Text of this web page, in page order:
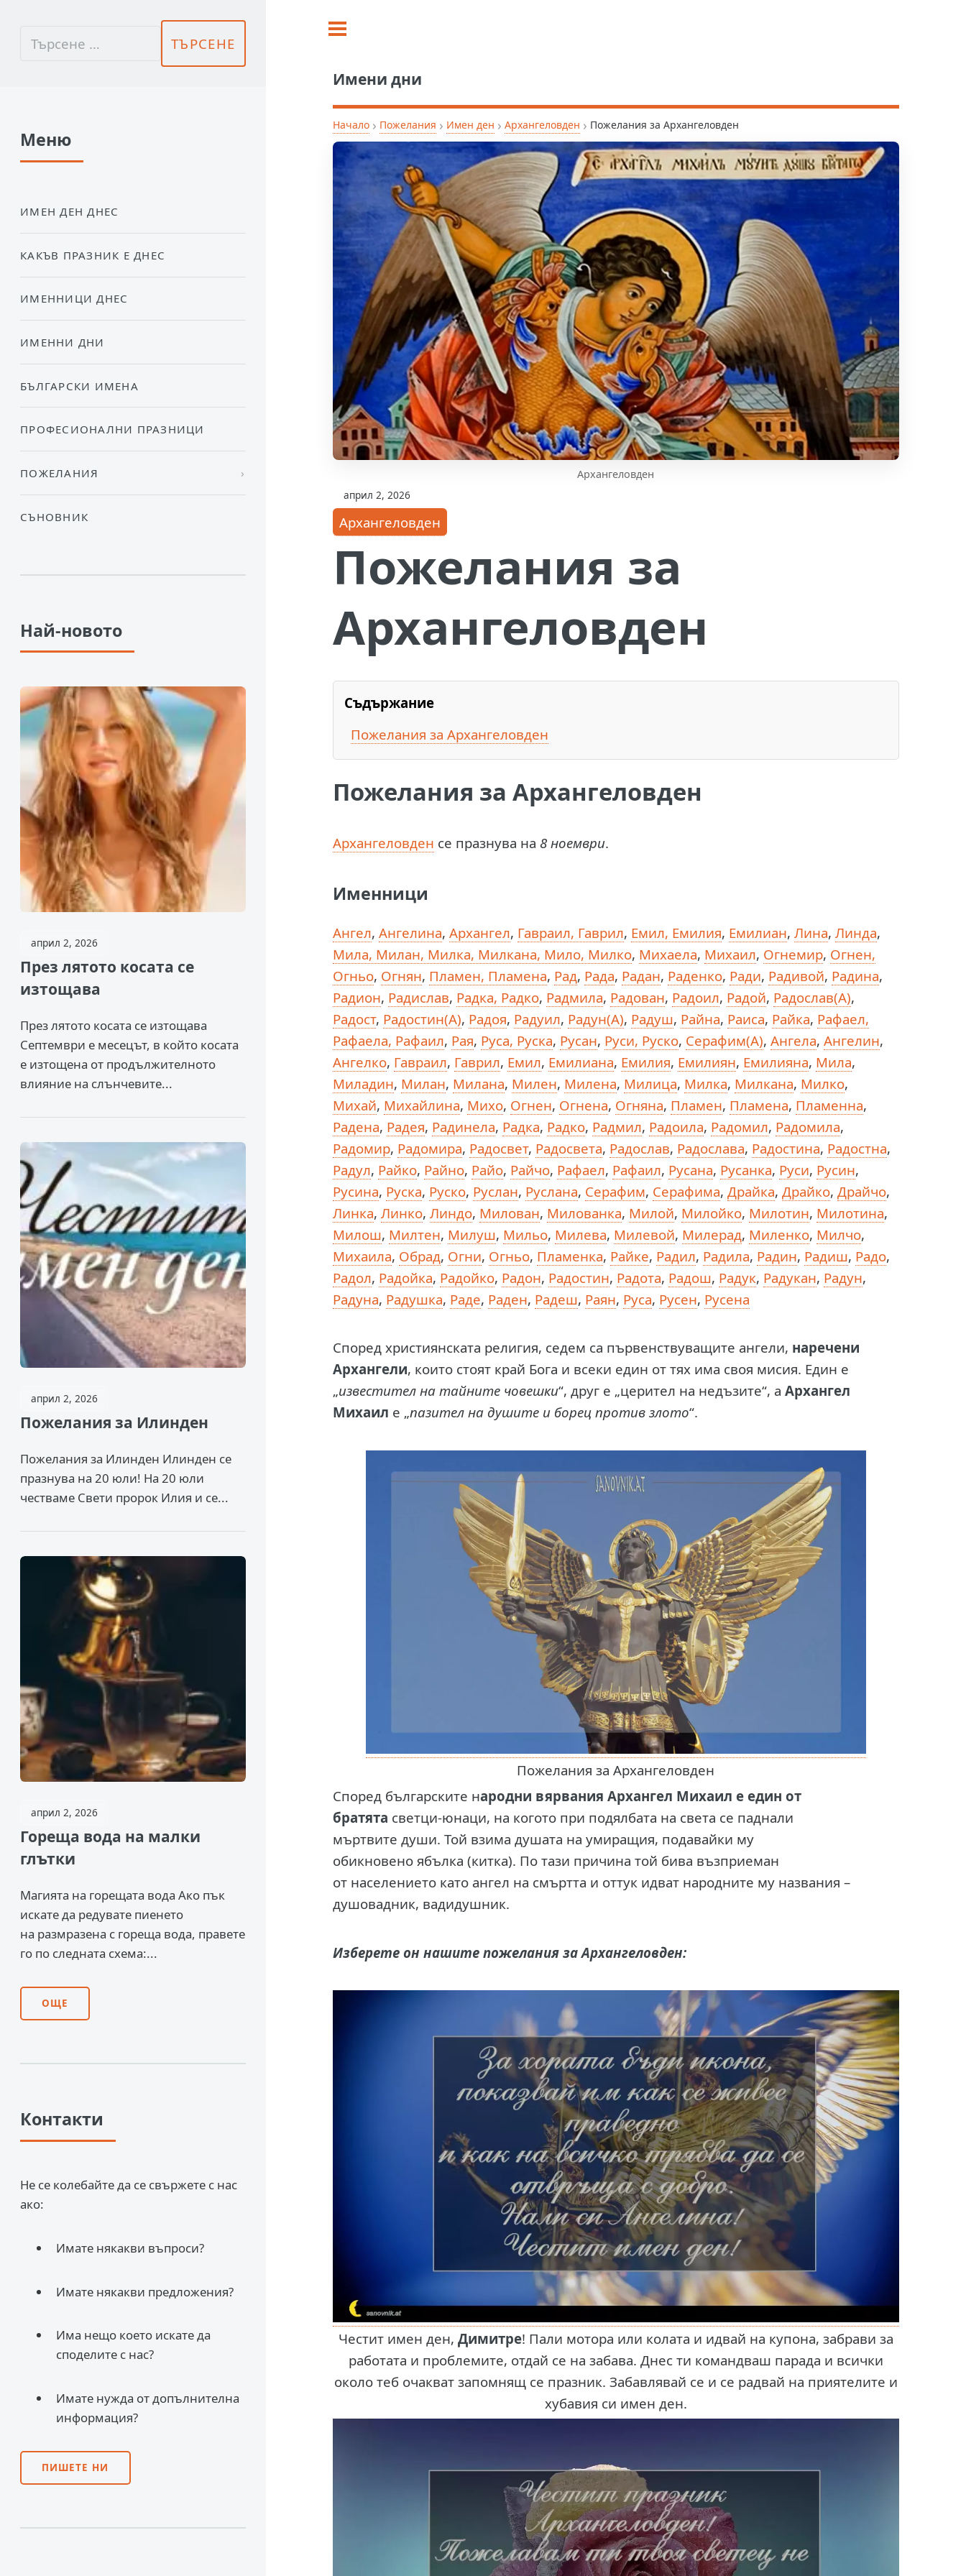
Имени дни
Начало › Пожелания › Имен ден › Архангеловден › Пожелания за Архангеловден
Архангеловден
април 2, 2026
Архангеловден
Пожелания за
Архангеловден
Съдържание
Пожелания за Архангеловден
Пожелания за Архангеловден
Архангеловден се празнува на 8 ноември.
Именници
Ангел, Ангелина, Архангел, Гавраил, Гаврил, Емил, Емилия, Емилиан, Лина, Линда,
Мила, Милан, Милка, Милкана, Мило, Милко, Михаела, Михаил, Огнемир, Огнен,
Огньо, Огнян, Пламен, Пламена, Рад, Рада, Радан, Раденко, Ради, Радивой, Радина,
Радион, Радислав, Радка, Радко, Радмила, Радован, Радоил, Радой, Радослав(А),
Радост, Радостин(А), Радоя, Радуил, Радун(А), Радуш, Райна, Раиса, Райка, Рафаел,
Рафаела, Рафаил, Рая, Руса, Руска, Русан, Руси, Руско, Серафим(А), Ангела, Ангелин,
Ангелко, Гавраил, Гаврил, Емил, Емилиана, Емилия, Емилиян, Емилияна, Мила,
Миладин, Милан, Милана, Милен, Милена, Милица, Милка, Милкана, Милко,
Михай, Михайлина, Михо, Огнен, Огнена, Огняна, Пламен, Пламена, Пламенна,
Радена, Радея, Радинела, Радка, Радко, Радмил, Радоила, Радомил, Радомила,
Радомир, Радомира, Радосвет, Радосвета, Радослав, Радослава, Радостина, Радостна,
Радул, Райко, Райно, Райо, Райчо, Рафаел, Рафаил, Русана, Русанка, Руси, Русин,
Русина, Руска, Руско, Руслан, Руслана, Серафим, Серафима, Драйка, Драйко, Драйчо,
Линка, Линко, Линдо, Милован, Милованка, Милой, Милойко, Милотин, Милотина,
Милош, Милтен, Милуш, Мильо, Милева, Милевой, Милерад, Миленко, Милчо,
Михаила, Обрад, Огни, Огньо, Пламенка, Райке, Радил, Радила, Радин, Радиш, Радо,
Радол, Радойка, Радойко, Радон, Радостин, Радота, Радош, Радук, Радукан, Радун,
Радуна, Радушка, Раде, Раден, Радеш, Раян, Руса, Русен, Русена
Според християнската религия, седем са първенствуващите ангели, наречени
Архангели, които стоят край Бога и всеки един от тях има своя мисия. Един е
„известител на тайните човешки“, друг е „церител на недъзите“, а Архангел
Михаил е „пазител на душите и борец против злото“.
Пожелания за Архангеловден
Според българските народни вярвания Архангел Михаил е един от
братята светци-юнаци, на когото при подялбата на света се паднали
мъртвите души. Той взима душата на умиращия, подавайки му
обикновено ябълка (китка). По тази причина той бива възприеман
от населението като ангел на смъртта и оттук идват народните му названия –
душовадник, вадидушник.
Изберете он нашите пожелания за Архангеловден:
Честит имен ден, Димитре! Пали мотора или колата и идвай на купона, забрави за
работата и проблемите, отдай се на забава. Днес ти командваш парада и всички
около теб очакват запомнящ се празник. Забавлявай се и се радвай на приятелите и
хубавия си имен ден.
Меню
ИМЕН ДЕН ДНЕС
КАКЪВ ПРАЗНИК Е ДНЕС
ИМЕННИЦИ ДНЕС
ИМЕННИ ДНИ
БЪЛГАРСКИ ИМЕНА
ПРОФЕСИОНАЛНИ ПРАЗНИЦИ
ПОЖЕЛАНИЯ
СЪНОВНИК
Най-новото
април 2, 2026
През лятото косата се
изтощава
През лятото косата се изтощава
Септември е месецът, в който косата
е изтощена от продължителното
влияние на слънчевите...
април 2, 2026
Пожелания за Илинден
Пожелания за Илинден Илинден се
празнува на 20 юли! На 20 юли
честваме Свети пророк Илия и се...
април 2, 2026
Гореща вода на малки
глътки
Магията на горещата вода Ако пък
искате да редувате пиенето
на размразена с гореща вода, правете
го по следната схема:...
ОЩЕ
Контакти
Не се колебайте да се свържете с нас
ако:
Имате някакви въпроси?
Имате някакви предложения?
Има нещо което искате да
споделите с нас?
Имате нужда от допълнителна
информация?
ПИШЕТЕ НИ